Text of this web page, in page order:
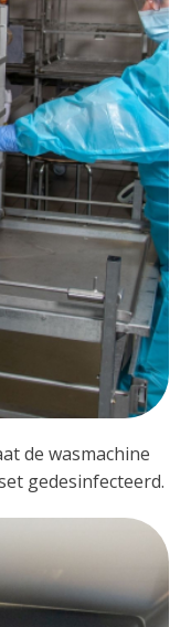
de wasmachine
gedesinfecteerd.